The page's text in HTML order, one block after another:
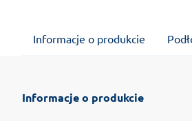
Informacje o produkcie
Informacje o produkcie